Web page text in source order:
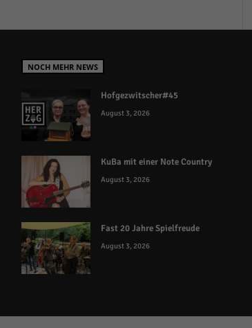
NOCH MEHR NEWS
Hofgezwitscher#45
August 3, 2026
KuBa mit einer Note Country
August 3, 2026
Fast 20 Jahre Spielfreude
August 3, 2026